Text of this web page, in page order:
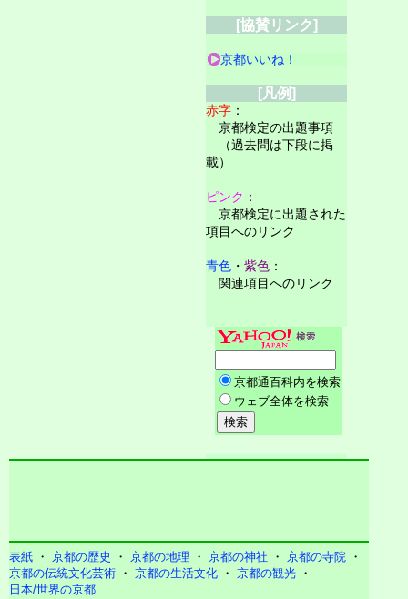
[協賛リンク]
京都いいね！
[凡例]
赤字 ：
京都検定の出題事項
（過去問は下段に掲
載）
ピンク ：
京都検定に出題された
項目へのリンク
青色 ・ 紫色 ：
関連項目へのリンク
表紙 ・ 京都の歴史 ・ 京都の地理 ・ 京都の神社 ・ 京都の寺院 ・
京都の伝統文化芸術 ・ 京都の生活文化 ・ 京都の観光 ・
日本/世界の京都